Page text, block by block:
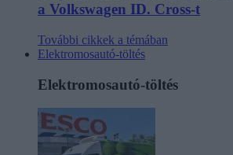
a Volkswagen ID. Cross-t
További cikkek a témában
Elektromosautó-töltés
Elektromosautó-töltés